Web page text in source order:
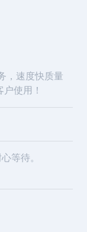
，速度快质量
使用！
等待。